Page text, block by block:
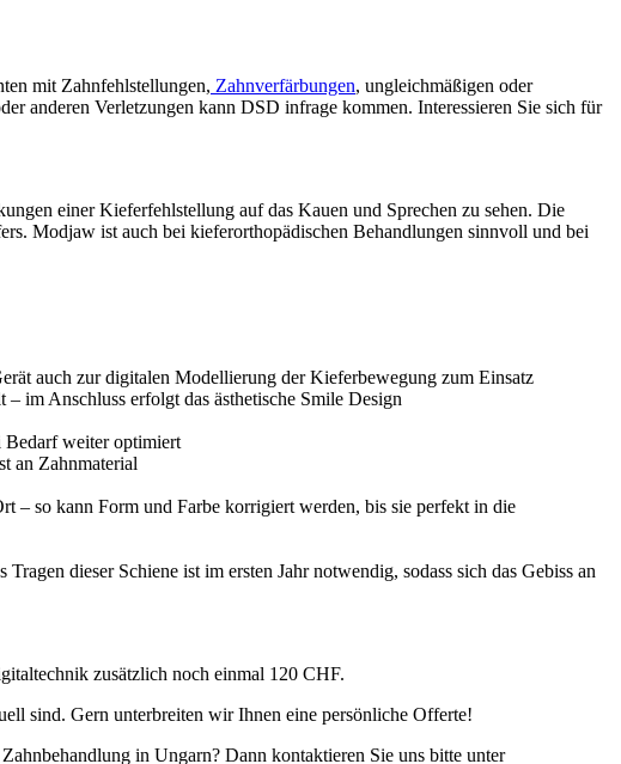
mit Zahnfehlstellungen, Zahnverfärbungen, ungleichmäßigen oder
anderen Verletzungen kann DSD infrage kommen. Interessieren Sie sich für
einer Kieferfehlstellung auf das Kauen und Sprechen zu sehen. Die
Modjaw ist auch bei kieferorthopädischen Behandlungen sinnvoll und bei
auch zur digitalen Modellierung der Kieferbewegung zum Einsatz
im Anschluss erfolgt das ästhetische Smile Design
Bedarf weiter optimiert
an Zahnmaterial
– so kann Form und Farbe korrigiert werden, bis sie perfekt in die
dieser Schiene ist im ersten Jahr notwendig, sodass sich das Gebiss an
zusätzlich noch einmal 120 CHF.
sind. Gern unterbreiten wir Ihnen eine persönliche Offerte!
in Ungarn? Dann kontaktieren Sie uns bitte unter